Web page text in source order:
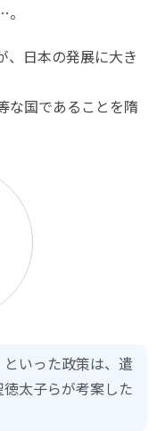
、日本の発展に大き
な国であることを隋
といった政策は、遣
太子らが考案した